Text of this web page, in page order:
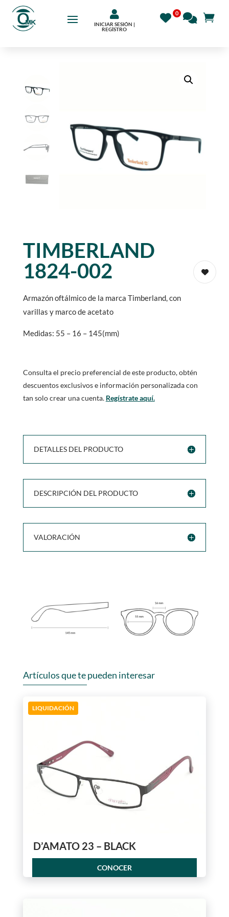

INICIAR SESIÓN |
REGÍSTRO
TIMBERLAND
1824-002
Armazón oftálmico de la marca Timberland, con
varillas y marco de acetato
Medidas: 55 – 16 – 145(mm)
Consulta el precio preferencial de este producto, obtén
descuentos exclusivos e información personalizada con
tan solo crear una cuenta. Regístrate aquí.
DETALLES DEL PRODUCTO
DESCRIPCIÓN DEL PRODUCTO
VALORACIÓN
Artículos que te pueden interesar
LIQUIDACIÓN
D’AMATO 23 – BLACK
CONOCER